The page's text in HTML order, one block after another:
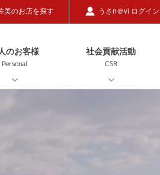
美のお店を探す うさn＠vi ログイン
のお客様
Personal
社会貢献活動
CSR